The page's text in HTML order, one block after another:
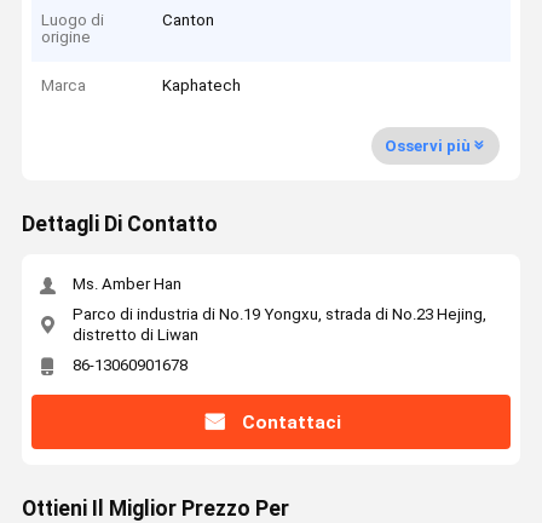
Luogo di
origine
Canton
Marca Kaphatech
Osservi più
Dettagli Di Contatto
Ms. Amber Han
Parco di industria di No.19 Yongxu, strada di No.23 Hejing,
distretto di Liwan
86-13060901678
Contattaci
Ottieni Il Miglior Prezzo Per